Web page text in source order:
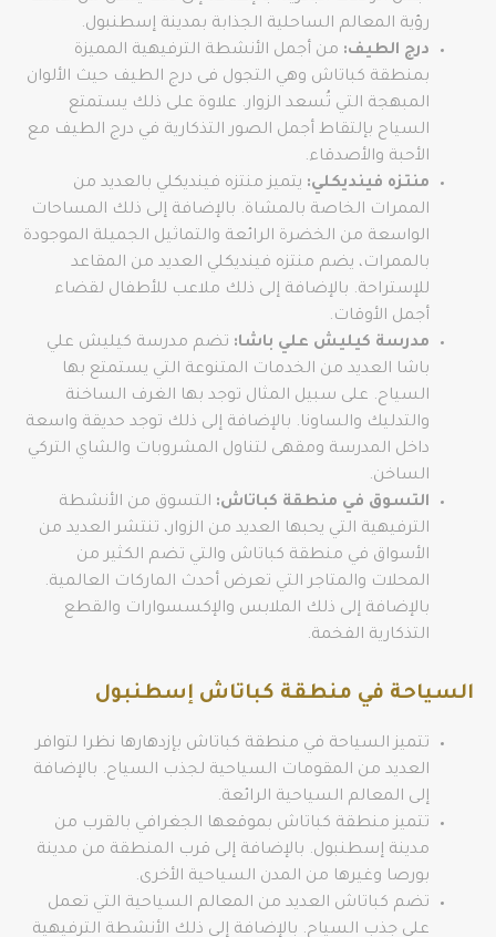
رؤية المعالم الساحلية الجذابة بمدينة إسطنبول.
درج الطيف: من أجمل الأنشطة الترفيهية المميزة
بمنطقة كباتاش وهي التجول فى درج الطيف حيث الألوان
المبهجة التي تُسعد الزوار. علاوة على ذلك يستمتع
السياح بإلتقاط أجمل الصور التذكارية في درج الطيف مع
الأحبة والأصدقاء.
منتزه فينديكلي: يتميز منتزه فينديكلي بالعديد من
الممرات الخاصة بالمشاة. بالإضافة إلى ذلك المساحات
الواسعة من الخضرة الرائعة والتماثيل الجميلة الموجودة
بالممرات، يضم منتزه فينديكلي العديد من المقاعد
للإستراحة. بالإضافة إلى ذلك ملاعب للأطفال لقضاء
أجمل الأوقات.
مدرسة كيليش علي باشا: تضم مدرسة كيليش علي
باشا العديد من الخدمات المتنوعة التي يستمتع بها
السياح. على سبيل المثال توجد بها الغرف الساخنة
والتدليك والساونا. بالإضافة إلى ذلك توجد حديقة واسعة
داخل المدرسة ومقهى لتناول المشروبات والشاي التركي
الساخن.
التسوق في منطقة كباتاش: التسوق من الأنشطة
الترفيهية التي يحبها العديد من الزوار، تنتشر العديد من
الأسواق في منطقة كباتاش والتي تضم الكثير من
المحلات والمتاجر التي تعرض أحدث الماركات العالمية.
بالإضافة إلى ذلك الملابس والإكسسوارات والقطع
التذكارية الفخمة.
السياحة في منطقة كباتاش إسطنبول
تتميز السياحة في منطقة كباتاش بإزدهارها نظرا لتوافر
العديد من المقومات السياحية لجذب السياح. بالإضافة
إلى المعالم السياحية الرائعة.
تتميز منطقة كباتاش بموقعها الجغرافي بالقرب من
مدينة إسطنبول. بالإضافة إلى قرب المنطقة من مدينة
بورصا وغيرها من المدن السياحية الأخرى.
تضم كباتاش العديد من المعالم السياحية التي تعمل
على جذب السياح. بالإضافة إلى ذلك الأنشطة الترفيهية